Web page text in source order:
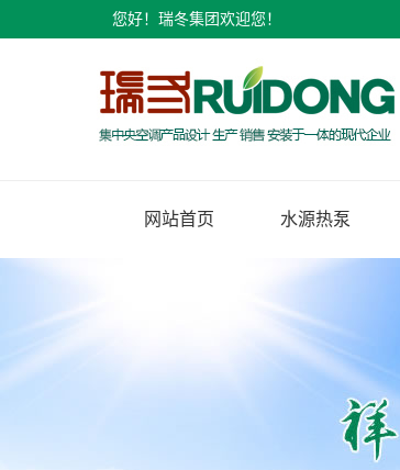
您好！瑞冬集团欢迎您！
网站首页 水源热泵